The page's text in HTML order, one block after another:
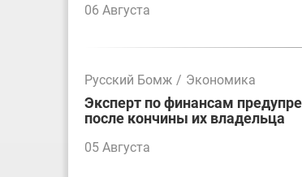
06 Августа
Русский Бомж / Экономика
Эксперт по финансам
после кончины их владельца
05 Августа